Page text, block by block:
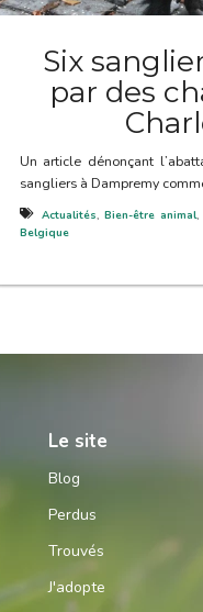
Six
par des
Un article dénonçant
sangliers à Dampremy
Actualités,Bien-être animal,
Belgique
Le site
Blog
Perdus
Trouvés
J'adopte